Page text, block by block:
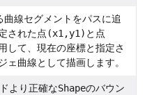
線セグメントをパスに追
された点 (x1,y1) と点
して、現在の座標と指定さ
ェ曲線として描画します。
より正確なShapeのバウン